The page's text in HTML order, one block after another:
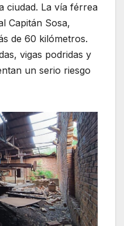
ciudad. La vía férrea
Capitán Sosa,
de 60 kilómetros.
vigas podridas y
un serio riesgo